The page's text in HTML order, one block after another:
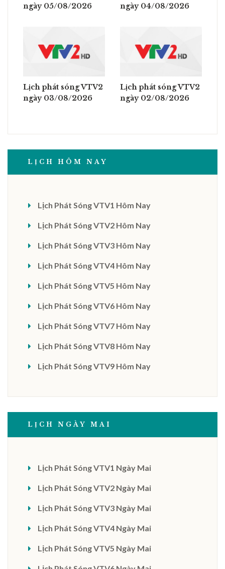
ngày 05/08/2026
ngày 04/08/2026
Lịch phát sóng VTV2
ngày 03/08/2026
Lịch phát sóng VTV2
ngày 02/08/2026
LỊCH HÔM NAY
Lịch Phát Sóng VTV1 Hôm Nay
Lịch Phát Sóng VTV2 Hôm Nay
Lịch Phát Sóng VTV3 Hôm Nay
Lịch Phát Sóng VTV4 Hôm Nay
Lịch Phát Sóng VTV5 Hôm Nay
Lịch Phát Sóng VTV6 Hôm Nay
Lịch Phát Sóng VTV7 Hôm Nay
Lịch Phát Sóng VTV8 Hôm Nay
Lịch Phát Sóng VTV9 Hôm Nay
LỊCH NGÀY MAI
Lịch Phát Sóng VTV1 Ngày Mai
Lịch Phát Sóng VTV2 Ngày Mai
Lịch Phát Sóng VTV3 Ngày Mai
Lịch Phát Sóng VTV4 Ngày Mai
Lịch Phát Sóng VTV5 Ngày Mai